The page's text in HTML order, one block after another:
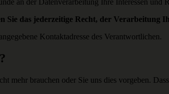
an der Datenverarbeitung Ihre Interessen und
Sie das jederzeitige Recht, der
Kontaktadresse des Verantwortlichen.
mehr brauchen oder Sie uns dies vorgeben.